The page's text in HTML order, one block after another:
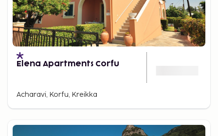
Elena Apartments Corfu
Acharavi, Korfu, Kreikka